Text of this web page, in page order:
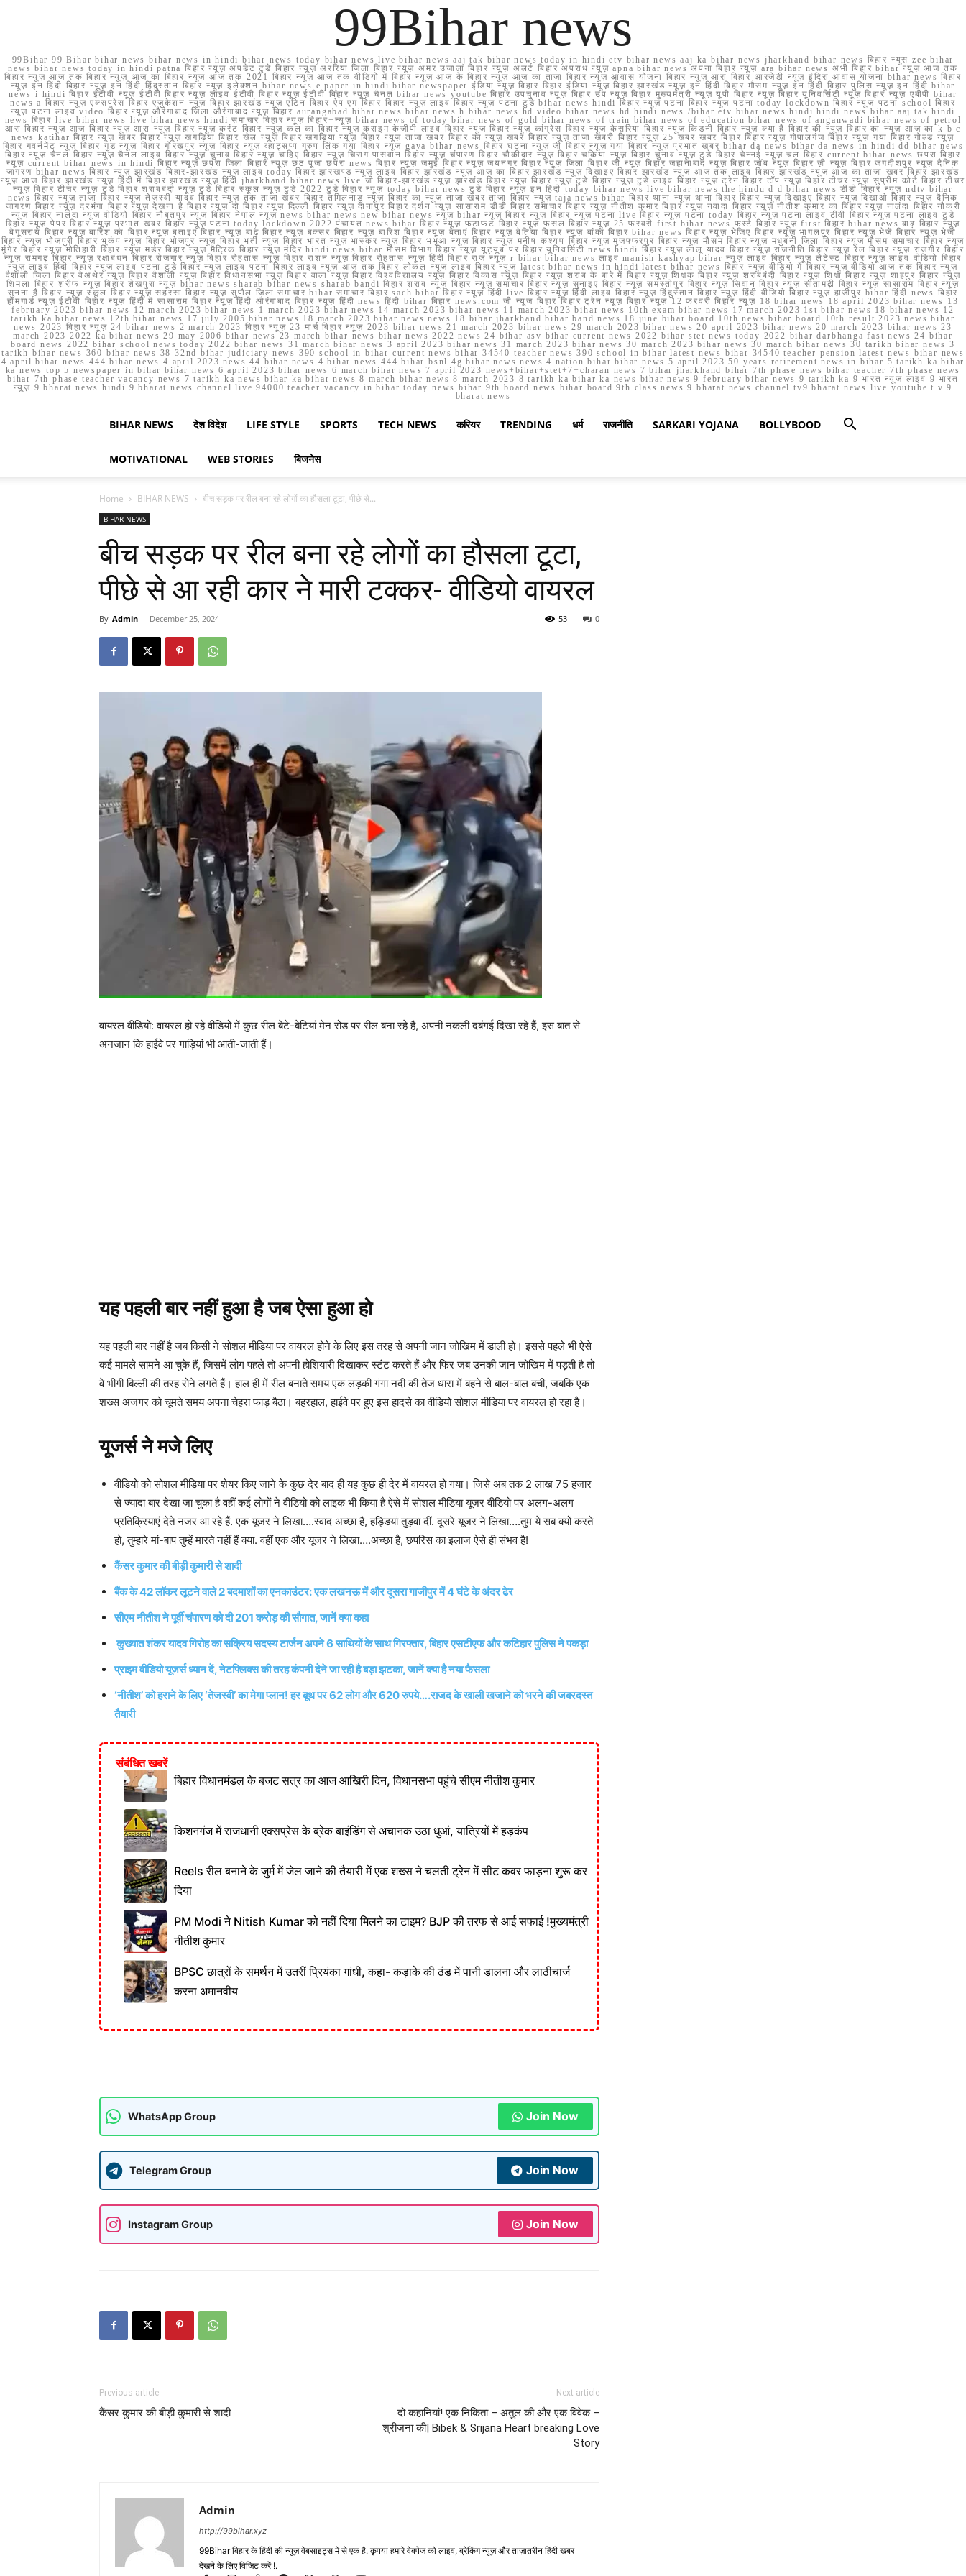
99Bihar news
99Bihar 99 Bihar bihar news bihar news in hindi bihar news today bihar news live bihar news aaj tak bihar news today in hindi etv bihar news aaj ka bihar news jharkhand bihar news बिहार न्यूस zee bihar
news bihar news today in hindi patna बिहार न्यूज़ अपडेट टुडे बिहार न्यूज़ अररिया जिला बिहार न्यूज़ अमर उजाला बिहार न्यूज़ अलर्ट बिहार अपराध न्यूज़ apna bihar news अपना बिहार न्यूज़ ara bihar news अभी बिहार bihar न्यूज़ आज तक
बिहार न्यूज़ आज तक बिहार न्यूज़ आज का बिहार न्यूज़ आज तक 2021 बिहार न्यूज़ आज तक वीडियो में बिहार न्यूज़ आज के बिहार न्यूज़ आज का ताजा बिहार न्यूज़ आवास योजना बिहार न्यूज़ आरा बिहार आरजेडी न्यूज़ इंदिरा आवास योजना bihar news बिहार
न्यूज़ इन हिंदी बिहार न्यूज़ इन हिंदी हिंदुस्तान बिहार न्यूज़ इलेक्शन bihar news e paper in hindi bihar newspaper इंडिया न्यूज़ बिहार बिहार इंडिया न्यूज़ बिहार झारखंड न्यूज़ इन हिंदी बिहार मौसम न्यूज़ इन हिंदी बिहार पुलिस न्यूज़ इन हिंदी bihar
news i hindi बिहार ईटीवी न्यूज़ ईटीवी बिहार न्यूज़ लाइव ईटीवी बिहार न्यूज़ ईटीवी बिहार न्यूज़ चैनल bihar news youtube बिहार उपचुनाव न्यूज़ बिहार उप न्यूज़ बिहार मुख्यमंत्री न्यूज़ यूपी बिहार न्यूज़ बिहार यूनिवर्सिटी न्यूज़ बिहार न्यूज़ एबीपी bihar
news a बिहार न्यूज़ एक्सप्रेस बिहार एजुकेशन न्यूज़ बिहार झारखंड न्यूज़ एटिन बिहार ऐप एम बिहार बिहार न्यूज़ लाइव बिहार न्यूज़ पटना टुडे bihar news hindi बिहार न्यूज़ पटना बिहार न्यूज़ पटना today lockdown बिहार न्यूज़ पटना school बिहार
न्यूज़ पटना लाइव video बिहार न्यूज़ औरंगाबाद जिला औरंगाबाद न्यूज़ बिहार aurangabad bihar news bihar news h bihar news hd video bihar news hd hindi news /bihar etv bihar news hindi hindi news bihar aaj tak hindi
news बिहार live bihar news live bihar news hindi समाचार बिहार न्यूज़ बिहार+न्यूज़ bihar news of today bihar news of gold bihar news of train bihar news of education bihar news of anganwadi bihar news of petrol
आरा बिहार न्यूज़ आज बिहार न्यूज़ आरा न्यूज़ बिहार न्यूज़ करंट बिहार न्यूज़ कल का बिहार न्यूज़ क्राइम केजीपी लाइव बिहार न्यूज़ बिहार न्यूज़ कांग्रेस बिहार न्यूज़ केसरिया बिहार न्यूज़ किडनी बिहार न्यूज़ क्या है बिहार की न्यूज़ बिहार का न्यूज़ आज का k b c
news katihar बिहार न्यूज़ खबर बिहार न्यूज़ खगड़िया बिहार खेल न्यूज़ बिहार खगड़िया न्यूज़ बिहार न्यूज़ ताजा खबर बिहार का न्यूज़ खबर बिहार न्यूज़ ताजा खबरी बिहार न्यूज़ 25 खबर खबर बिहार बिहार न्यूज़ गोपालगंज बिहार न्यूज़ गया बिहार गोल्ड न्यूज़
बिहार गवर्नमेंट न्यूज़ बिहार गुड न्यूज़ बिहार गोरखपुर न्यूज़ बिहार न्यूज़ व्हाट्सप्प ग्रुप लिंक गया बिहार न्यूज़ gaya bihar news बिहार घटना न्यूज़ जी बिहार न्यूज़ गया बिहार न्यूज़ प्रभात खबर bihar da news bihar da news in hindi dd bihar news
बिहार न्यूज़ चैनल बिहार न्यूज़ चैनल लाइव बिहार न्यूज़ चुनाव बिहार न्यूज़ चाहिए बिहार न्यूज़ चिराग पासवान बिहार न्यूज़ चंपारण बिहार चौकीदार न्यूज़ बिहार चकिया न्यूज़ बिहार चुनाव न्यूज़ टुडे बिहार चेन्नई न्यूज़ चल बिहार current bihar news छपरा बिहार
न्यूज़ current bihar news in hindi बिहार न्यूज़ छपरा जिला बिहार न्यूज़ छठ पूजा छपरा news बिहार न्यूज़ जमुई बिहार न्यूज़ जयनगर बिहार न्यूज़ जिला बिहार जी न्यूज़ बिहार जहानाबाद न्यूज़ बिहार जॉब न्यूज़ बिहार ज़ी न्यूज़ बिहार जगदीशपुर न्यूज़ दैनिक
जागरण bihar news बिहार न्यूज़ झारखंड बिहार-झारखंड न्यूज़ लाइव today बिहार झारखण्ड न्यूज़ लाइव बिहार झारखंड न्यूज़ आज का बिहार झारखंड न्यूज़ दिखाइए बिहार झारखंड न्यूज़ आज तक लाइव बिहार झारखंड न्यूज़ आज का ताजा खबर बिहार झारखंड
न्यूज़ आज बिहार झारखंड न्यूज़ हिंदी में बिहार झारखंड न्यूज़ हिंदी jharkhand bihar news live जी बिहार-झारखंड न्यूज़ झारखंड बिहार न्यूज़ बिहार न्यूज़ टुडे बिहार न्यूज़ टुडे लाइव बिहार न्यूज़ ट्रेन बिहार टॉप न्यूज़ बिहार टीचर न्यूज़ सुप्रीम कोर्ट बिहार टीचर
न्यूज़ बिहार टीचर न्यूज़ टुडे बिहार शराबबंदी न्यूज़ टुडे बिहार स्कूल न्यूज़ टुडे 2022 टुडे बिहार न्यूज़ today bihar news टुडे बिहार न्यूज़ इन हिंदी today bihar news live bihar news the hindu d d bihar news डीडी बिहार न्यूज़ ndtv bihar
news बिहार न्यूज़ ताजा बिहार न्यूज़ तेजस्वी यादव बिहार न्यूज़ तक ताजा खबर बिहार तमिलनाडु न्यूज़ बिहार का न्यूज़ ताजा खबर ताजा बिहार न्यूज़ taja news bihar बिहार थाना न्यूज़ थाना बिहार बिहार न्यूज़ दिखाइए बिहार न्यूज़ दिखाओ बिहार न्यूज़ दैनिक
जागरण बिहार न्यूज़ दरभंगा बिहार न्यूज़ देखना है बिहार न्यूज़ दो बिहार न्यूज़ दिल्ली बिहार न्यूज़ दानापुर बिहार दर्शन न्यूज़ सासाराम डीडी बिहार समाचार बिहार न्यूज़ नीतीश कुमार बिहार न्यूज़ नवादा बिहार न्यूज़ नीतीश कुमार का बिहार न्यूज़ नालंदा बिहार नौकरी
न्यूज़ बिहार नालंदा न्यूज़ वीडियो बिहार नौबतपुर न्यूज़ बिहार नेपाल न्यूज़ news bihar news new bihar news न्यूज़ bihar न्यूज़ बिहार न्यूज़ बिहार न्यूज़ पटना live बिहार न्यूज़ पटना today बिहार न्यूज़ पटना लाइव टीवी बिहार न्यूज़ पटना लाइव टुडे
बिहार न्यूज़ पेपर बिहार न्यूज़ प्रभात खबर बिहार न्यूज़ पटना today lockdown 2022 पंचायत news bihar बिहार न्यूज़ फटाफट बिहार न्यूज़ फसल बिहार न्यूज़ 25 फरवरी first bihar news फर्स्ट बिहार न्यूज़ first बिहार bihar news बाढ़ बिहार न्यूज़
बेगूसराय बिहार न्यूज़ बारिश का बिहार न्यूज़ बताइए बिहार न्यूज़ बाढ़ बिहार न्यूज़ बक्सर बिहार न्यूज़ बारिश बिहार न्यूज़ बताएं बिहार न्यूज़ बेतिया बिहार न्यूज़ बांका बिहार bihar news बिहार न्यूज़ भेजिए बिहार न्यूज़ भागलपुर बिहार न्यूज़ भेजें बिहार न्यूज़ भेजो
बिहार न्यूज़ भोजपुरी बिहार भूकंप न्यूज़ बिहार भोजपुर न्यूज़ बिहार भर्ती न्यूज़ बिहार भारत न्यूज़ भास्कर न्यूज़ बिहार भभुआ न्यूज़ बिहार न्यूज़ मनीष कश्यप बिहार न्यूज़ मुजफ्फरपुर बिहार न्यूज़ मौसम बिहार न्यूज़ मधुबनी जिला बिहार न्यूज़ मौसम समाचार बिहार न्यूज़
मुंगेर बिहार न्यूज़ मोतिहारी बिहार न्यूज़ मर्डर बिहार न्यूज़ मैट्रिक बिहार न्यूज़ मंदिर hindi news bihar मौसम विभाग बिहार न्यूज़ यूट्यूब पर बिहार यूनिवर्सिटी news hindi बिहार न्यूज़ लालू यादव बिहार न्यूज़ राजनीति बिहार न्यूज़ रेल बिहार न्यूज़ राजगीर बिहार
न्यूज़ रामगढ़ बिहार न्यूज़ रक्षाबंधन बिहार रोजगार न्यूज़ बिहार रोहतास न्यूज़ बिहार राशन न्यूज़ बिहार रोहतास न्यूज़ हिंदी बिहार राज न्यूज़ r bihar bihar news लाइव manish kashyap bihar न्यूज़ लाइव बिहार न्यूज़ लेटेस्ट बिहार न्यूज़ लाइव वीडियो बिहार
न्यूज़ लाइव हिंदी बिहार न्यूज़ लाइव पटना टुडे बिहार न्यूज़ लाइव पटना बिहार लाइव न्यूज़ आज तक बिहार लोकल न्यूज़ लाइव बिहार न्यूज़ latest bihar news in hindi latest bihar news बिहार न्यूज़ वीडियो में बिहार न्यूज़ वीडियो आज तक बिहार न्यूज़
वैशाली जिला बिहार वेअथेर न्यूज़ बिहार वैशाली न्यूज़ बिहार विधानसभा न्यूज़ बिहार वाला न्यूज़ बिहार विश्वविद्यालय न्यूज़ बिहार विकास न्यूज़ बिहार न्यूज़ शराब के बारे में बिहार न्यूज़ शिक्षक बिहार न्यूज़ शराबबंदी बिहार न्यूज़ शिक्षा बिहार न्यूज़ शाहपुर बिहार न्यूज़
शिमला बिहार शरीफ न्यूज़ बिहार शेखपुरा न्यूज़ bihar news sharab bihar news sharab bandi बिहार शराब न्यूज़ बिहार न्यूज़ समाचार बिहार न्यूज़ सुनाइए बिहार न्यूज़ समस्तीपुर बिहार न्यूज़ सिवान बिहार न्यूज़ सीतामढ़ी बिहार न्यूज़ सासाराम बिहार न्यूज़
सुनना है बिहार न्यूज़ स्कूल बिहार न्यूज़ सहरसा बिहार न्यूज़ सुपौल जिला समाचार bihar समाचार बिहार sach bihar बिहार न्यूज़ हिंदी live बिहार न्यूज़ हिंदी लाइव बिहार न्यूज़ हिंदुस्तान बिहार न्यूज़ हिंदी वीडियो बिहार न्यूज़ हाजीपुर bihar हिंदी news बिहार
होमगार्ड न्यूज़ ईटीवी बिहार न्यूज़ हिंदी में सासाराम बिहार न्यूज़ हिंदी औरंगाबाद बिहार न्यूज़ हिंदी news हिंदी bihar बिहार news.com जी न्यूज बिहार बिहार ट्रेन न्यूज़ बिहार न्यूज़ 12 फरवरी बिहार न्यूज़ 18 bihar news 18 april 2023 bihar news 13
february 2023 bihar news 12 march 2023 bihar news 1 march 2023 bihar news 14 march 2023 bihar news 11 march 2023 bihar news 10th exam bihar news 17 march 2023 1st bihar news 18 bihar news 12
tarikh ka bihar news 12th bihar news 17 july 2005 bihar news 18 march 2023 bihar news news 18 bihar jharkhand bihar band news 18 june bihar board 10th news bihar board 10th result 2023 news bihar
news 2023 बिहार न्यूज़ 24 bihar news 2 march 2023 बिहार न्यूज़ 23 मार्च बिहार न्यूज़ 2023 bihar news 21 march 2023 bihar news 29 march 2023 bihar news 20 april 2023 bihar news 20 march 2023 bihar news 23
march 2023 2022 ka bihar news 29 may 2006 bihar news 23 march bihar news bihar news 2022 news 24 bihar asv bihar current news 2022 bihar stet news today 2022 bihar darbhanga fast news 24 bihar
board news 2022 bihar school news today 2022 bihar news 31 march bihar news 3 april 2023 bihar news 31 march 2023 bihar news 30 march 2023 bihar news 30 march bihar news 30 tarikh bihar news 3
tarikh bihar news 360 bihar news 38 32nd bihar judiciary news 390 school in bihar current news bihar 34540 teacher news 390 school in bihar latest news bihar 34540 teacher pension latest news bihar news
4 april bihar news 444 bihar news 4 april 2023 news 44 bihar news 4 bihar news 444 bihar bsnl 4g bihar news news 4 nation bihar bihar news 5 april 2023 50 years retirement news in bihar 5 tarikh ka bihar
ka news top 5 newspaper in bihar bihar news 6 april 2023 bihar news 6 march bihar news 7 april 2023 news+bihar+stet+7+charan news 7 bihar jharkhand bihar 7th phase news bihar teacher 7th phase news
bihar 7th phase teacher vacancy news 7 tarikh ka news bihar ka bihar news 8 march bihar news 8 march 2023 8 tarikh ka bihar ka news bihar news 9 february bihar news 9 tarikh ka 9 भारत न्यूज़ लाइव 9 भारत
न्यूज़ 9 bharat news hindi 9 bharat news channel live 94000 teacher vacancy in bihar today news bihar 9th board news bihar board 9th class news 9 bharat news channel tv9 bharat news live youtube t v 9
bharat news
BIHAR NEWS देश विदेश LIFE STYLE SPORTS TECH NEWS करियर TRENDING धर्म राजनीति SARKARI YOJANA BOLLYBOOD
MOTIVATIONAL WEB STORIES बिजनेस
Home BIHAR NEWS बीच सड़क पर रील बना रहे लोगों का हौसला टूटा, पीछे से...
BIHAR NEWS
बीच सड़क पर रील बना रहे लोगों का हौसला टूटा,
पीछे से आ रही कार ने मारी टक्कर- वीडियो वायरल
By Admin - December 25, 2024 0
53
वायरल वीडियो: वायरल हो रहे वीडियो में कुछ रील बेटे-बेटियां मेन रोड पर रील बना रहे हैं, अपनी नकली दबंगई दिखा रहे हैं, इस बात से
अनजान कि हाईवे पर गाड़ियां भी आती-जाती हैं।
यह पहली बार नहीं हुआ है जब ऐसा हुआ हो
यह पहली बार नहीं है जब किसी ने सोशल मीडिया पर वायरल होने के लिए इस तरह से अपनी जान जोखिम में डाली हो। इससे पहले भी ऐसे
कई मामले सामने आ चुके हैं, जिसमें लोग पहले तो अपनी होशियारी दिखाकर स्टंट करते हैं और फिर जब उनकी जान जोखिम में पड़ती है तो
वे भीगी बिल्ली की तरह रोने लगते हैं। हाल ही में रील बनाते समय एक लड़की गंगा नदी की तेज धारा में बहने से बाल-बाल बची, जबकि एक
शख्स अजगर को चूमते समय अपना चेहरा फाड़ बैठा। बहरहाल, हाईवे पर हुए इस हादसे का वीडियो सोशल मीडिया पर वायरल हो रहा है।
यूजर्स ने मजे लिए
वीडियो को सोशल मीडिया पर शेयर किए जाने के कुछ देर बाद ही यह कुछ ही देर में वायरल हो गया। जिसे अब तक 2 लाख 75 हजार
से ज्यादा बार देखा जा चुका है वहीं कई लोगों ने वीडियो को लाइक भी किया है ऐसे में सोशल मीडिया यूजर वीडियो पर अलग-अलग
प्रतिक्रियाएं देते नजर आ रहे हैं. एक यूजर ने लिखा….स्वाद अच्छा है, हड्डियां तुड़वा दीं. दूसरे यूजर ने लिखा….तुम ये सब क्यों करते
हो, तुम्हारे मां-बाप तुम्हें मारते नहीं हैं क्या. वहीं एक और यूजर ने लिखा….अच्छा है, छपरिस का इलाज ऐसे ही संभव है!
कैंसर कुमार की बीड़ी कुमारी से शादी
बैंक के 42 लॉकर लूटने वाले 2 बदमाशों का एनकाउंटर: एक लखनऊ में और दूसरा गाजीपुर में 4 घंटे के अंदर ढेर
सीएम नीतीश ने पूर्वी चंपारण को दी 201 करोड़ की सौगात, जानें क्या कहा
कुख्यात शंकर यादव गिरोह का सक्रिय सदस्य टार्जन अपने 6 साथियों के साथ गिरफ्तार, बिहार एसटीएफ और कटिहार पुलिस ने पकड़ा
प्राइम वीडियो यूजर्स ध्यान दें, नेटफ्लिक्स की तरह कंपनी देने जा रही है बड़ा झटका, जानें क्या है नया फैसला
‘नीतीश’ को हराने के लिए ‘तेजस्वी’ का मेगा प्लान! हर बूथ पर 62 लोग और 620 रुपये….राजद के खाली खजाने को भरने की जबरदस्त
तैयारी
संबंधित खबरें
बिहार विधानमंडल के बजट सत्र का आज आखिरी दिन, विधानसभा पहुंचे सीएम नीतीश कुमार
किशनगंज में राजधानी एक्सप्रेस के ब्रेक बाइंडिंग से अचानक उठा धुआं, यात्रियों में हड़कंप
Reels रील बनाने के जुर्म में जेल जाने की तैयारी में एक शख्स ने चलती ट्रेन में सीट कवर फाड़ना शुरू कर
दिया
PM Modi ने Nitish Kumar को नहीं दिया मिलने का टाइम? BJP की तरफ से आई सफाई !मुख्यमंत्री
नीतीश कुमार
BPSC छात्रों के समर्थन में उतरीं प्रियंका गांधी, कहा- कड़ाके की ठंड में पानी डालना और लाठीचार्ज
करना अमानवीय
WhatsApp Group Join Now
Telegram Group Join Now
Instagram Group Join Now
Previous article
कैंसर कुमार की बीड़ी कुमारी से शादी
Next article
दो कहानियां! एक निकिता – अतुल की और एक विवेक –
श्रीजना की| Bibek & Srijana Heart breaking Love
Story
Admin
http://99bihar.xyz
99Bihar बिहार के हिंदी की न्यूज़ वेबसाइट्स में से एक है. कृपया हमारे वेबपेज को लाइव, ब्रेकिंग न्यूज़ और ताज़ातरीन हिंदी खबर
देखने के लिए विजिट करें !.